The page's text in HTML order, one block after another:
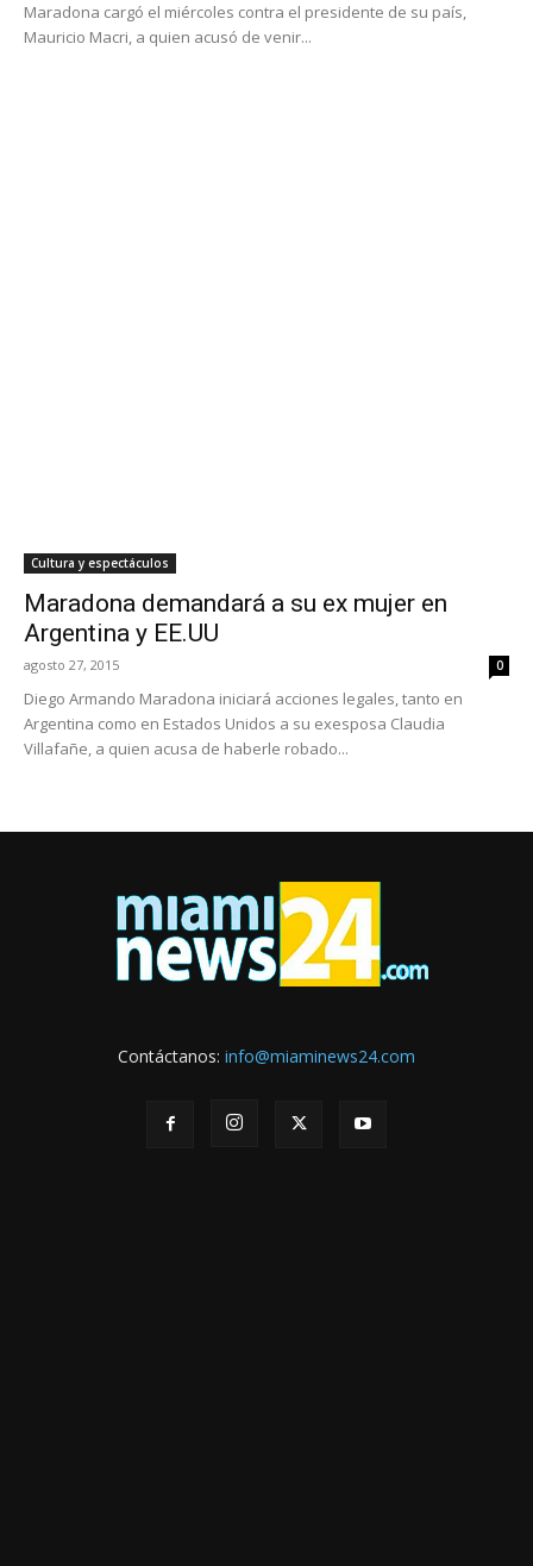
Maradona cargó el miércoles contra el presidente de su país,
Mauricio Macri, a quien acusó de venir...
Cultura y espectáculos
Maradona demandará a su ex mujer en
Argentina y EE.UU
agosto 27, 2015 0
Diego Armando Maradona iniciará acciones legales, tanto en
Argentina como en Estados Unidos a su exesposa Claudia
Villafañe, a quien acusa de haberle robado...
Contáctanos: info@miaminews24.com